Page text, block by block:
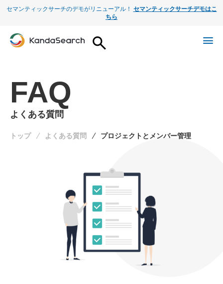
セマンティックサーチのデモがリニューアル！ セマンティックサーチデモはこ
ちら
FAQ
よくある質問
トップ よくある質問 プロジェクトとメンバー管理